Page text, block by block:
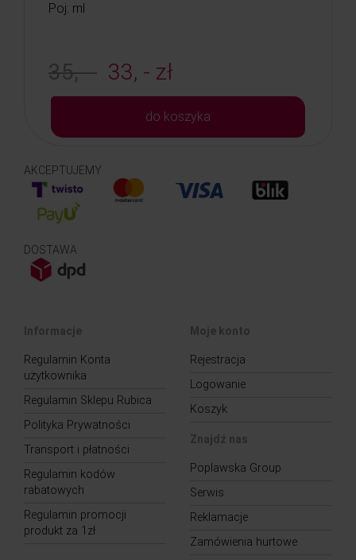
Poj: ml
35, - 33, - zł
do koszyka
AKCEPTUJEMY
DOSTAWA
Informacje
Regulamin Konta
użytkownika
Regulamin Sklepu Rubica
Polityka Prywatności
Transport i płatności
Regulamin kodów
rabatowych
Regulamin promocji
produkt za 1zł
Moje konto
Rejestracja
Logowanie
Koszyk
Znajdź nas
Poplawska Group
Serwis
Reklamacje
Zamówienia hurtowe